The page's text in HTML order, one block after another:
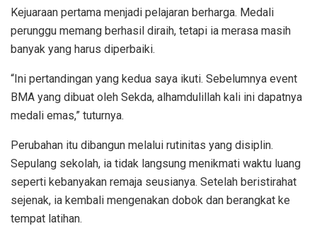
Kejuaraan pertama menjadi pelajaran berharga. Medali
perunggu memang berhasil diraih, tetapi ia merasa masih
banyak yang harus diperbaiki.
“Ini pertandingan yang kedua saya ikuti. Sebelumnya event
BMA yang dibuat oleh Sekda, alhamdulillah kali ini dapatnya
medali emas,” tuturnya.
Perubahan itu dibangun melalui rutinitas yang disiplin.
Sepulang sekolah, ia tidak langsung menikmati waktu luang
seperti kebanyakan remaja seusianya. Setelah beristirahat
sejenak, ia kembali mengenakan dobok dan berangkat ke
tempat latihan.